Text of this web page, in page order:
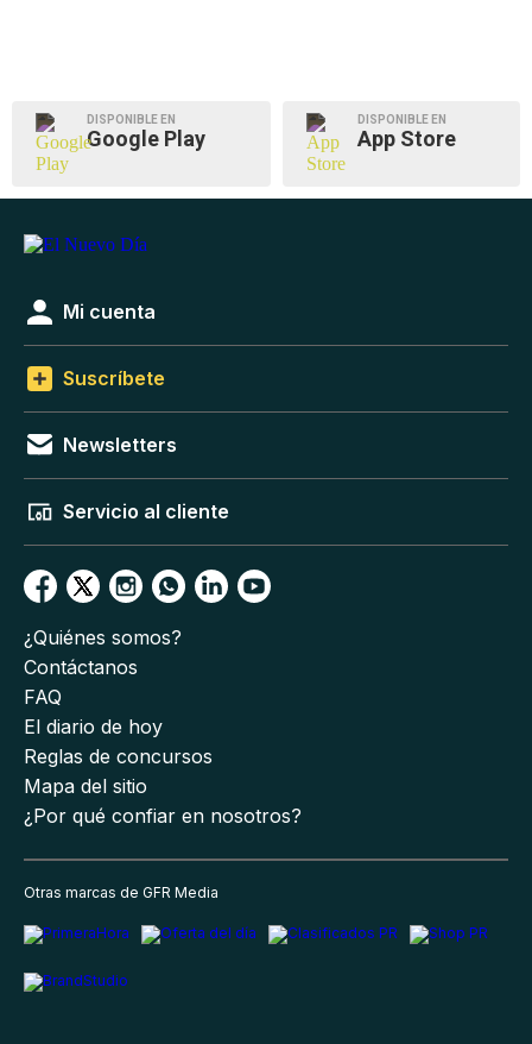
DISPONIBLE EN
Google Play
DISPONIBLE EN
App Store
Mi cuenta
Suscríbete
Newsletters
Servicio al cliente
¿Quiénes somos?
Contáctanos
FAQ
El diario de hoy
Reglas de concursos
Mapa del sitio
¿Por qué confiar en nosotros?
Otras marcas de GFR Media